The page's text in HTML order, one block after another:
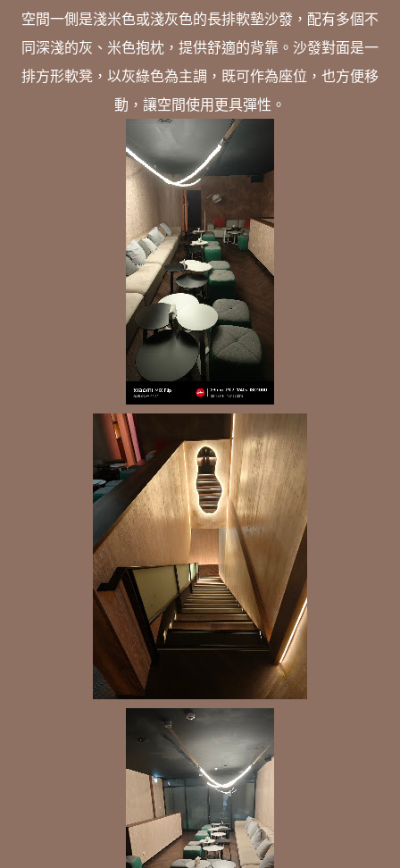
空間一側是淺米色或淺灰色的長排軟墊沙發，配有多個不
同深淺的灰、米色抱枕，提供舒適的背靠。沙發對面是一
排方形軟凳，以灰綠色為主調，既可作為座位，也方便移
動，讓空間使用更具彈性。